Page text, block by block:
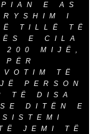
E AS
I
TILLË TË
E CILA
200 MIJË,
PËR
TË
PERSON
TË DISA
DITËN E
JEMI TË